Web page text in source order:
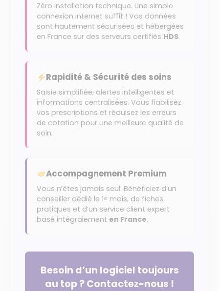
Zéro installation technique. Une simple
connexion internet suffit ! Vos données
sont hautement sécurisées et hébergées
en France sur des serveurs certifiés HDS.
Rapidité & Sécurité des soins
Saisie simplifiée, alertes intelligentes et
informations centralisées. Vous fiabilisez
vos prescriptions et réduisez les erreurs
de cotation pour une meilleure qualité de
soin.
Accompagnement Premium
Vous n’êtes jamais seul. Bénéficiez d’un
conseiller dédié le 1ᵉʳ mois, de fiches
pratiques et d’un service client expert
basé intégralement en France.
Besoin d’un logiciel toujours
au top ? Contactez-nous !